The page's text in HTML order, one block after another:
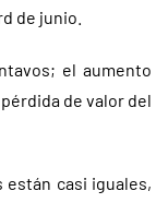
de junio.
el aumento
de valor del
casi iguales,